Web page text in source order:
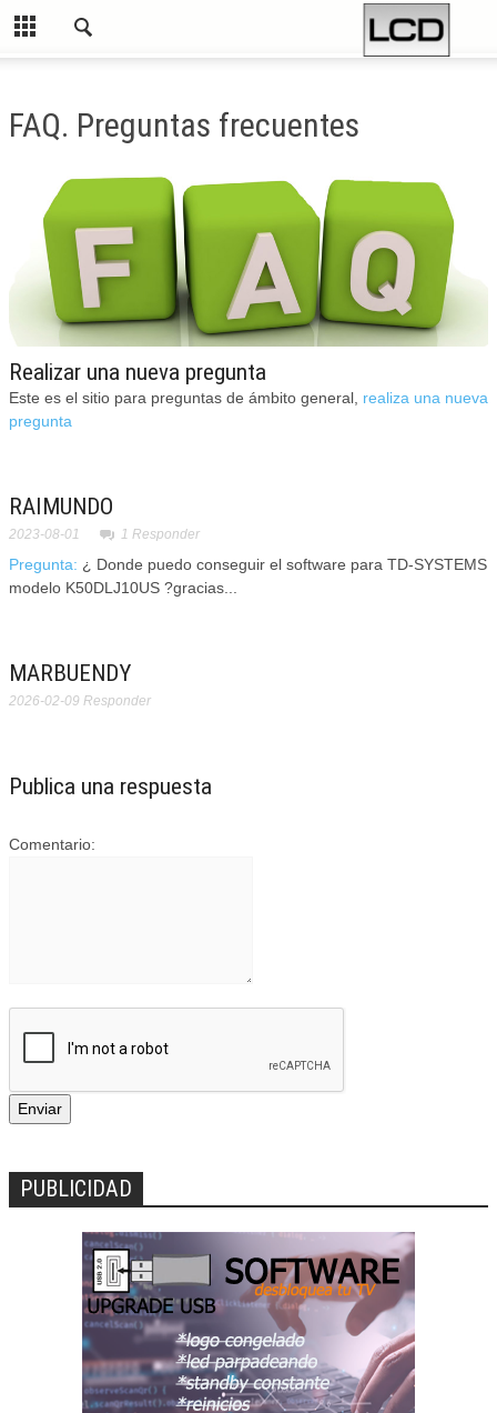
FAQ. Preguntas frecuentes
Realizar una nueva pregunta
Este es el sitio para preguntas de ámbito general, realiza una nueva
pregunta
RAIMUNDO
2023-08-01 1 Responder
Pregunta: ¿ Donde puedo conseguir el software para TD-SYSTEMS
modelo K50DLJ10US ?gracias...
MARBUENDY
2026-02-09 Responder
Publica una respuesta
Comentario:
PUBLICIDAD